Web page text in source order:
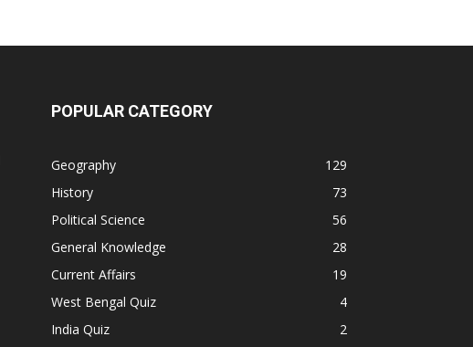
POPULAR CATEGORY
Geography
129
History
73
Political Science
56
General Knowledge
28
Current Affairs
19
West Bengal Quiz
4
India Quiz
2